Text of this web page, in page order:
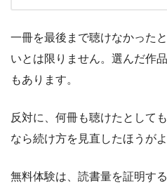
一冊を最後まで聴けなかった
いとは限りません。選んだ作
もあります。
反対に、何冊も聴けたとして
なら続け方を見直したほうが
無料体験は、読書量を証明す